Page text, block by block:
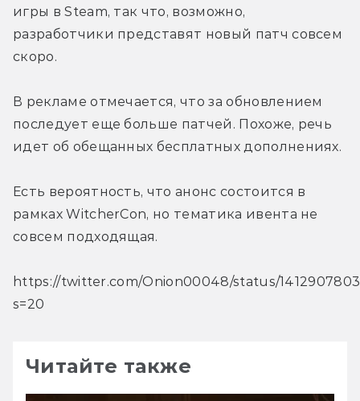
игры в Steam, так что, возможно,
разработчики представят новый патч совсем
скоро.
В рекламе отмечается, что за обновлением
последует еще больше патчей. Похоже, речь
идет об обещанных бесплатных дополнениях.
Есть вероятность, что анонс состоится в
рамках WitcherCon, но тематика ивента не
совсем подходящая.
https://twitter.com/Onion00048/status/
s=20
Читайте также